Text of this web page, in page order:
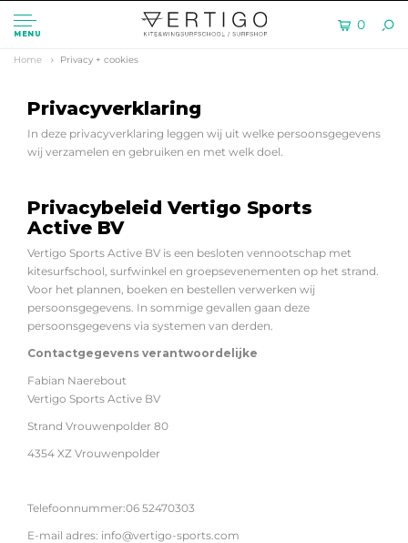
MENU
0
Home Privacy + cookies
Privacyverklaring
In deze privacyverklaring leggen wij uit welke persoonsgegevens
wij verzamelen en gebruiken en met welk doel.
Privacybeleid Vertigo Sports
Active BV
Vertigo Sports Active BV is een besloten vennootschap met
kitesurfschool, surfwinkel en groepsevenementen op het strand.
Voor het plannen, boeken en bestellen verwerken wij
persoonsgegevens. In sommige gevallen gaan deze
persoonsgegevens via systemen van derden.
Contactgegevens verantwoordelijke
Fabian Naerebout
Vertigo Sports Active BV
Strand Vrouwenpolder 80
4354 XZ Vrouwenpolder
Telefoonnummer:06 52470303
E-mail adres: info@vertigo-sports.com